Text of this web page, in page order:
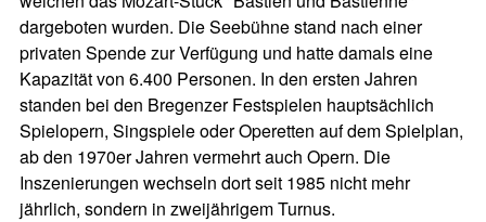
dargeboten wurden. Die Seebühne stand nach einer
privaten Spende zur Verfügung und hatte damals eine
Kapazität von 6.400 Personen. In den ersten Jahren
standen bei den Bregenzer Festspielen hauptsächlich
Spielopern, Singspiele oder Operetten auf dem Spielplan,
ab den 1970er Jahren vermehrt auch Opern. Die
Inszenierungen wechseln dort seit 1985 nicht mehr
jährlich, sondern in zweijährigem Turnus.